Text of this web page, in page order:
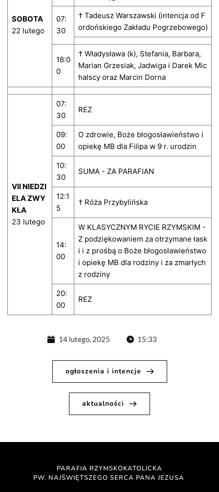
SOBOTA
22 lutego
07:
30
† Tadeusz Warszawski (intencja od F
ordońskiego Zakładu Pogrzebowego)
18:0
0
† Władysława (k), Stefania, Barbara,
Marian Grzesiak, Jadwiga i Darek Mic
halscy oraz Marcin Dorna
VII NIEDZI
ELA ZWY
KŁA
23 lutego
07:
30
REZ
09:
00
O zdrowie, Boże błogosławieństwo i
opiekę MB dla Filipa w 9 r. urodzin
10:
30
SUMA - ZA PARAFIAN
12:1
5
† Róża Przybylińska
14:
00
W KLASYCZNYM RYCIE RZYMSKIM -
Z podziękowaniem za otrzymane łask
i i z prośbą o Boże błogosławieństwo
i opiekę MB dla rodziny i za zmarłych
z rodziny
20:
00
REZ
14 lutego, 2025 15:33
ogłoszenia i intencje
aktualności
PARAFIA RZYMSKOKATOLICKA
PW. NAJŚWIĘTSZEGO SERCA PANA JEZUSA